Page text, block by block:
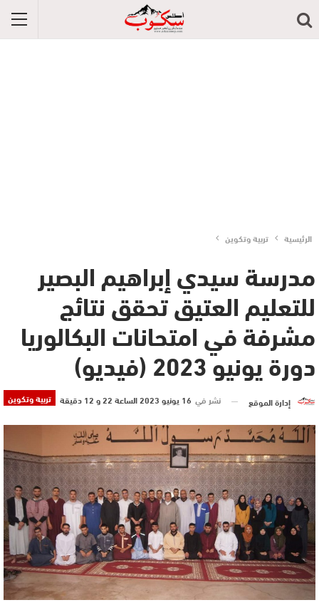
الرئيسية تربية وتكوين
مدرسة سيدي إبراهيم البصير
للتعليم العتيق تحقق نتائج
مشرفة في امتحانات البكالوريا
دورة يونيو 2023 (فيديو)
تربية وتكوين إدارة الموقع نشر في 16 يونيو 2023 الساعة 22 و 12 دقيقة